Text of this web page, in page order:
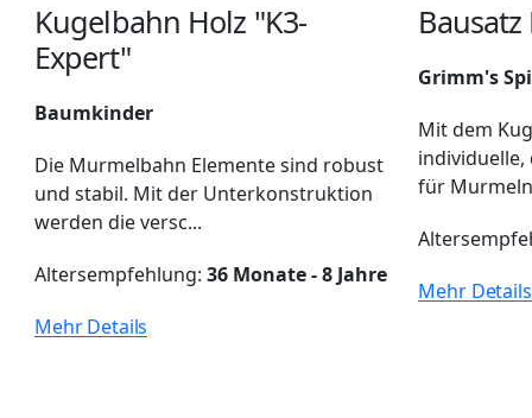
Kugelbahn Holz "K3-
Expert"
Baumkinder
Die Murmelbahn Elemente sind robust
und stabil. Mit der Unterkonstruktion
werden die versc...
Altersempfehlung:36 Monate - 8 Jahre
Mehr Details
Grimm's
Mit dem
für
Mehr Details